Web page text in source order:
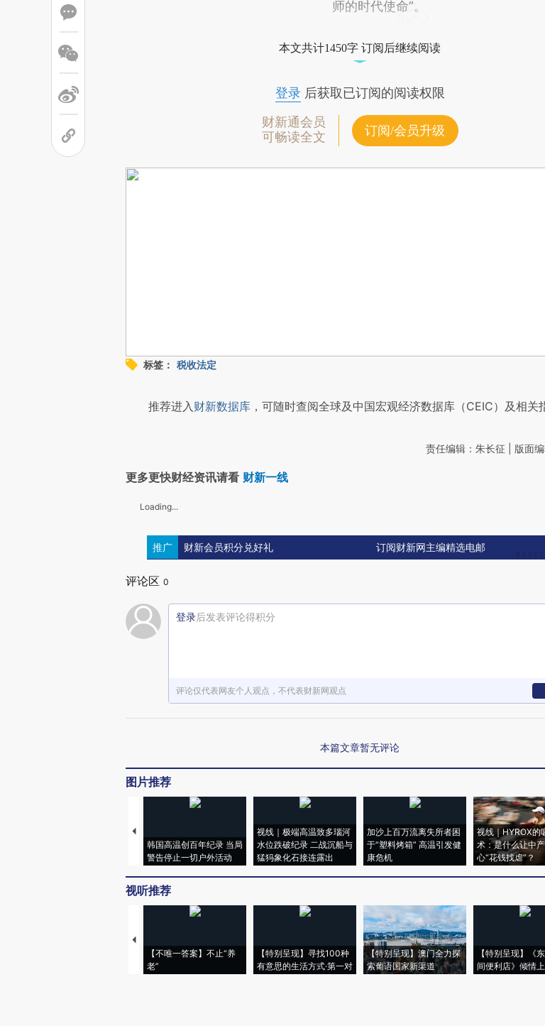
师的时代使命”。
本文共计1450字 订阅后继续阅读
登录后获取已订阅的阅读权限
财新通会员
可畅读全文
订阅/会员升级
标签： 税收法定
推荐进入财新数据库 ，可随时查阅全球及中国宏观经济数据库（CEIC）及相关
责任编辑：朱长征 | 版面
更多更快财经资讯请看 财新一线
Loading...
推广 财新会员积分兑好礼 订阅财新网主编精选电邮
评论区 0
登录后发表评论得积分
评论仅代表网友个人观点，不代表财新网观点
本篇文章暂无评论
图片推荐
韩国高温创百年纪录 当局
警告停止一切户外活动
视线｜极端高温致多瑙河
水位跌破纪录 二战沉船与
猛犸象化石接连露出
加沙上百万流离失所者困
于“塑料烤箱” 高温引发健
康危机
视线｜HYROX的
术：是什么让中
心“花钱找虐”？
视听推荐
【不唯一答案】不止“养
老”
【特别呈现】寻找100种
有意思的生活方式·第一对
【特别呈现】澳门全力探
索葡语国家新渠道
【特别呈现】《
间便利店》倾情